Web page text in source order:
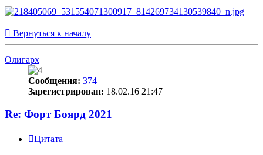
Вернуться к началу
Олигарх
Сообщения: 374
Зарегистрирован: 18.02.16 21:47
Re: Форт Боярд 2021
Цитата